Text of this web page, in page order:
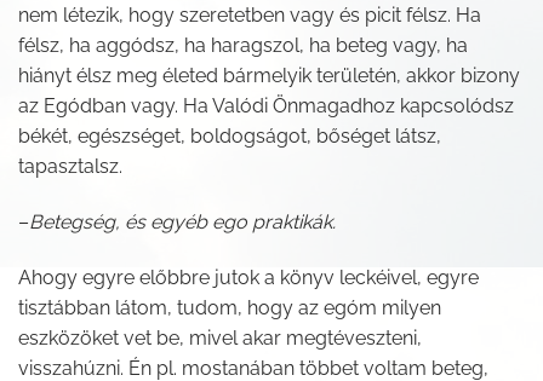
nem létezik, hogy szeretetben vagy és picit félsz. Ha
félsz, ha aggódsz, ha haragszol, ha beteg vagy, ha
hiányt élsz meg életed bármelyik területén, akkor bizony
az Egódban vagy. Ha Valódi Önmagadhoz kapcsolódsz
békét, egészséget, boldogságot, bőséget látsz,
tapasztalsz.
–Betegség, és egyéb ego praktikák.
Ahogy egyre előbbre jutok a könyv leckéivel, egyre
tisztábban látom, tudom, hogy az egóm milyen
eszközöket vet be, mivel akar megtéveszteni,
visszahúzni. Én pl. mostanában többet voltam beteg,